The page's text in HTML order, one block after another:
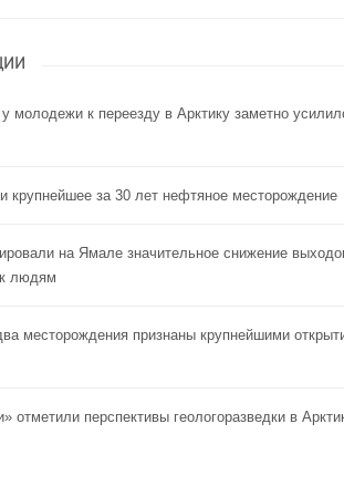
у молодежи к переезду в Арктику заметно
крупнейшее за 30 лет нефтяное месторождение
на Ямале значительное снижение
людям
месторождения признаны крупнейшими
отметили перспективы геологоразведки в